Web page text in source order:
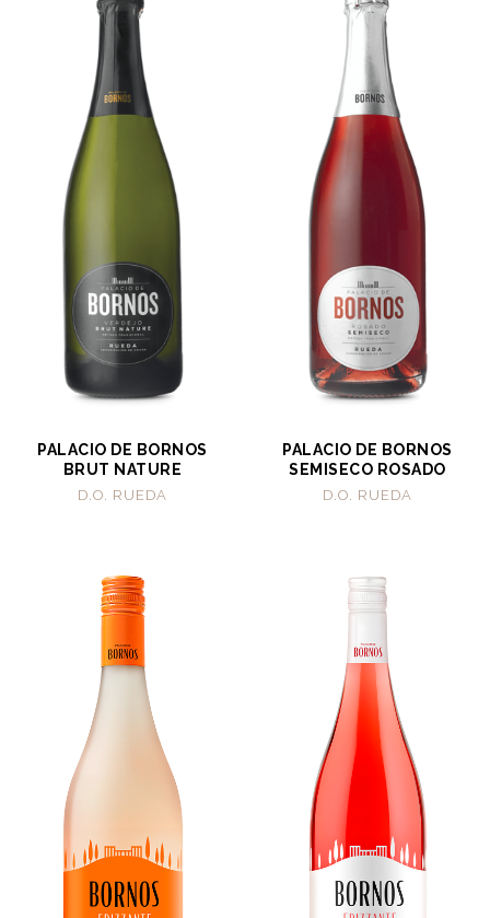
PALACIO DE BORNOS
BRUT NATURE
D.O. RUEDA
PALACIO DE BORNOS
SEMISECO ROSADO
D.O. RUEDA